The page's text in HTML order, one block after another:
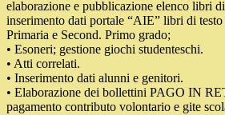
elaborazione e pubblicazione elenco libri
inserimento dati portale “AIE” libri di testo
Primaria e Second. Primo grado;
• Esoneri; gestione giochi studenteschi.
• Atti correlati.
• Inserimento dati alunni e genitori.
• Elaborazione dei bollettini PAGO IN
pagamento contributo volontario e gite